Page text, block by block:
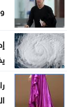
ارتفاع جديد
الأمن العام
نتائج التوجيهي
الأول من 2026